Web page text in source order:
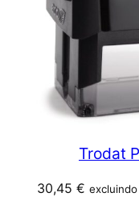
Trodat
30,45 €